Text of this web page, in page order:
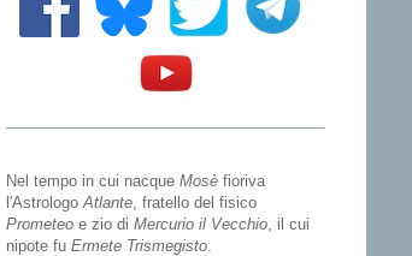
Nel tempo in cui nacque Mosè fioriva
l'Astrologo Atlante , fratello del fisico
Prometeo e zio di Mercurio il Vecchio , il cui
nipote fu Ermete Trismegisto